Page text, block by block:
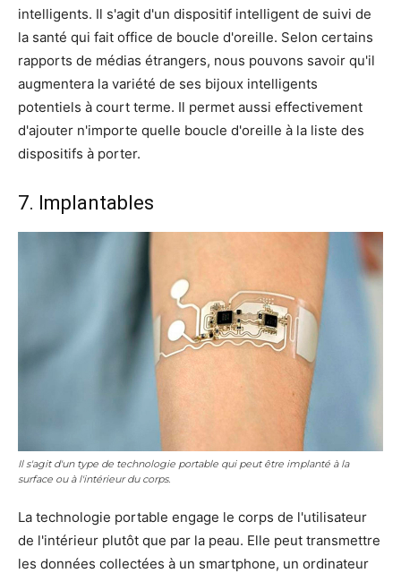
intelligents. Il s'agit d'un dispositif intelligent de suivi de
la santé qui fait office de boucle d'oreille. Selon certains
rapports de médias étrangers, nous pouvons savoir qu'il
augmentera la variété de ses bijoux intelligents
potentiels à court terme. Il permet aussi effectivement
d'ajouter n'importe quelle boucle d'oreille à la liste des
dispositifs à porter.
7. Implantables
Il s'agit d'un type de technologie portable qui peut être implanté à la
surface ou à l'intérieur du corps.
La technologie portable engage le corps de l'utilisateur
de l'intérieur plutôt que par la peau. Elle peut transmettre
les données collectées à un smartphone, un ordinateur